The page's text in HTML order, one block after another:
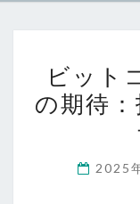
ビット
の期待
2025